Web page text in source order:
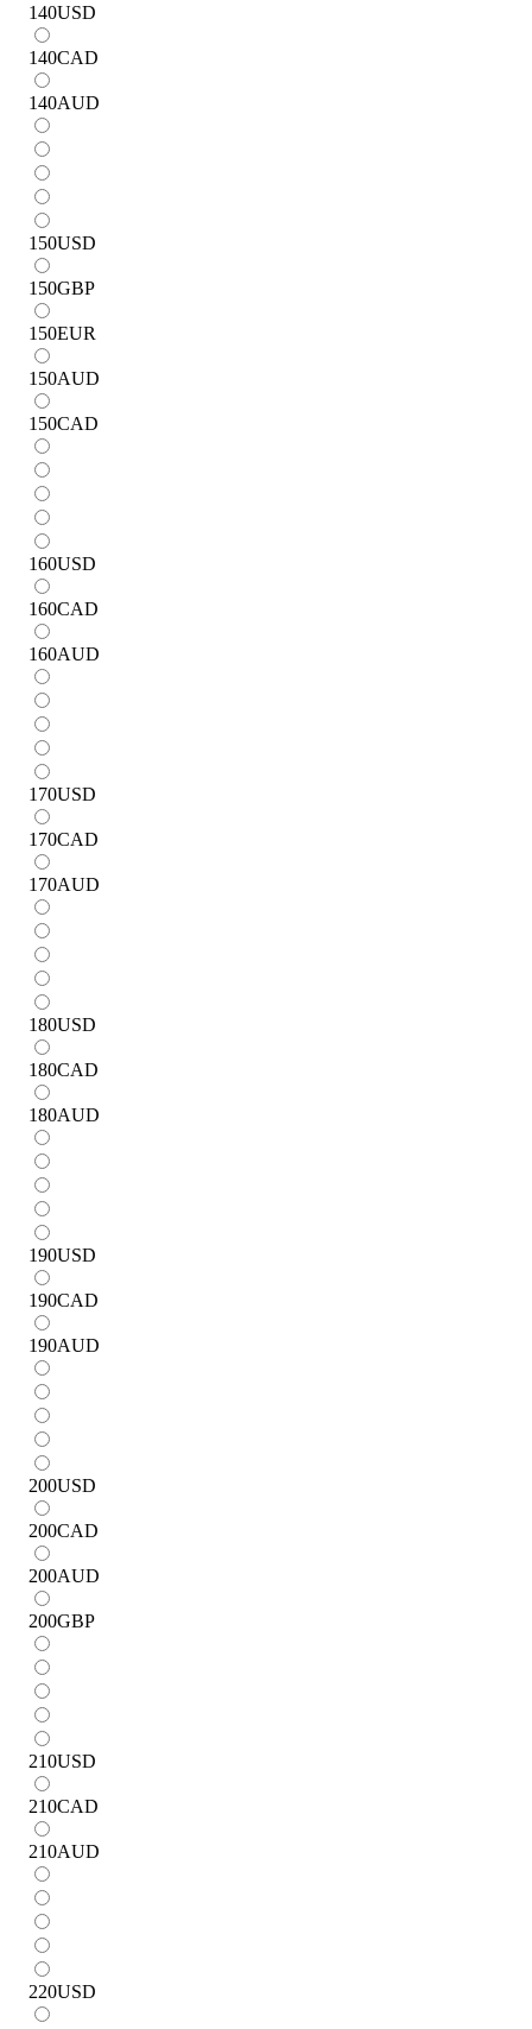
140USD
140CAD
140AUD
150USD
150GBP
150EUR
150AUD
150CAD
160USD
160CAD
160AUD
170USD
170CAD
170AUD
180USD
180CAD
180AUD
190USD
190CAD
190AUD
200USD
200CAD
200AUD
200GBP
210USD
210CAD
210AUD
220USD